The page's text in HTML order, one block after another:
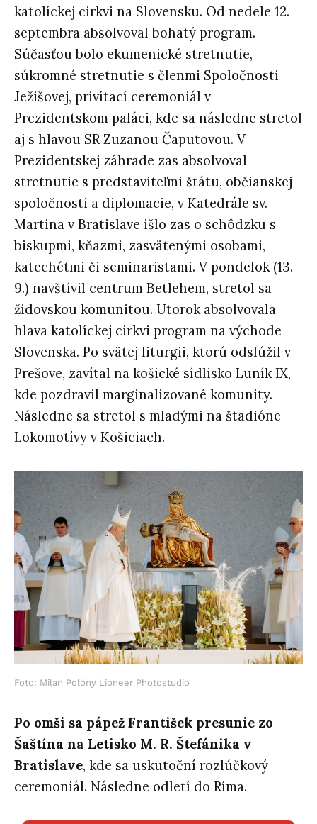
katolíckej cirkvi na Slovensku. Od nedele 12.
septembra absolvoval bohatý program.
Súčasťou bolo ekumenické stretnutie,
súkromné stretnutie s členmi Spoločnosti
Ježišovej, privítací ceremoniál v
Prezidentskom paláci, kde sa následne stretol
aj s hlavou SR Zuzanou Čaputovou. V
Prezidentskej záhrade zas absolvoval
stretnutie s predstaviteľmi štátu, občianskej
spoločnosti a diplomacie, v Katedrále sv.
Martina v Bratislave išlo zas o schôdzku s
biskupmi, kňazmi, zasvätenými osobami,
katechétmi či seminaristami. V pondelok (13.
9.) navštívil centrum Betlehem, stretol sa
židovskou komunitou. Utorok absolvovala
hlava katolíckej cirkvi program na východe
Slovenska. Po svätej liturgii, ktorú odslúžil v
Prešove, zavítal na košické sídlisko Luník IX,
kde pozdravil marginalizované komunity.
Následne sa stretol s mladými na štadióne
Lokomotívy v Košiciach.
Foto: Milan Polóny Lioneer Photostudio
Po omši sa pápež František presunie zo
Šaštína na Letisko M. R. Štefánika v
Bratislave, kde sa uskutoční rozlúčkový
ceremoniál. Následne odletí do Ríma.